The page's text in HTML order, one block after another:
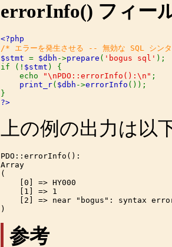
errorInfo() フィー
$stmt = $dbh ->prepare ( 'bogus sql' );
if (! $stmt ) {
    echo
"\nPDO::errorInfo():\n" ;
print_r( $dbh ->errorInfo ());
?>
上の例の出力は以
PDO::errorInfo():
Array
(
    [0] => HY000
    [1] => 1
[2] => near "bogus": syntax
参考